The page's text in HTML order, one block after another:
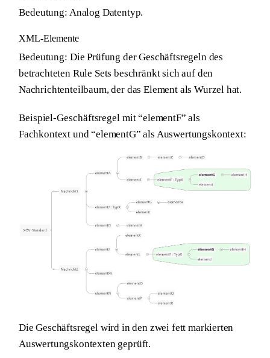
Bedeutung: Analog Datentyp.
XML-Elemente
Bedeutung: Die Prüfung der Geschäftsregeln des
betrachteten Rule Sets beschränkt sich auf den
Nachrichtenteilbaum, der das Element als Wurzel hat.
Beispiel-Geschäftsregel mit “elementF” als
Fachkontext und “elementG” als Auswertungskontext:
Die Geschäftsregel wird in den zwei fett markierten
Auswertungskontexten geprüft.